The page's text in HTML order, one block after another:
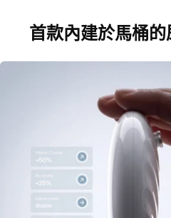
首款內建於馬桶的